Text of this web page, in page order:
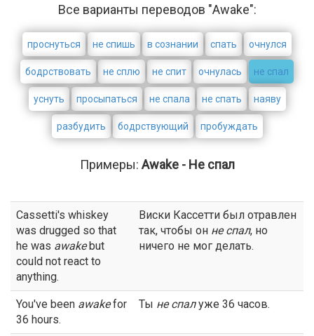
Все варианты переводов "Awake":
проснуться не спишь в сознании спать очнулся
бодрствовать не сплю не спит очнулась не спал
уснуть просыпаться не спала не спать наяву
разбудить бодрствующий пробуждать
Примеры: Awake - Не спал
Cassetti's whiskey
was drugged so that
he was awakebut
could not react to
anything.
Виски Кассетти был отравлен
так, чтобы он не спал, но
ничего не мог делать.
You've been awakefor
36 hours.
Ты не спалуже 36 часов.